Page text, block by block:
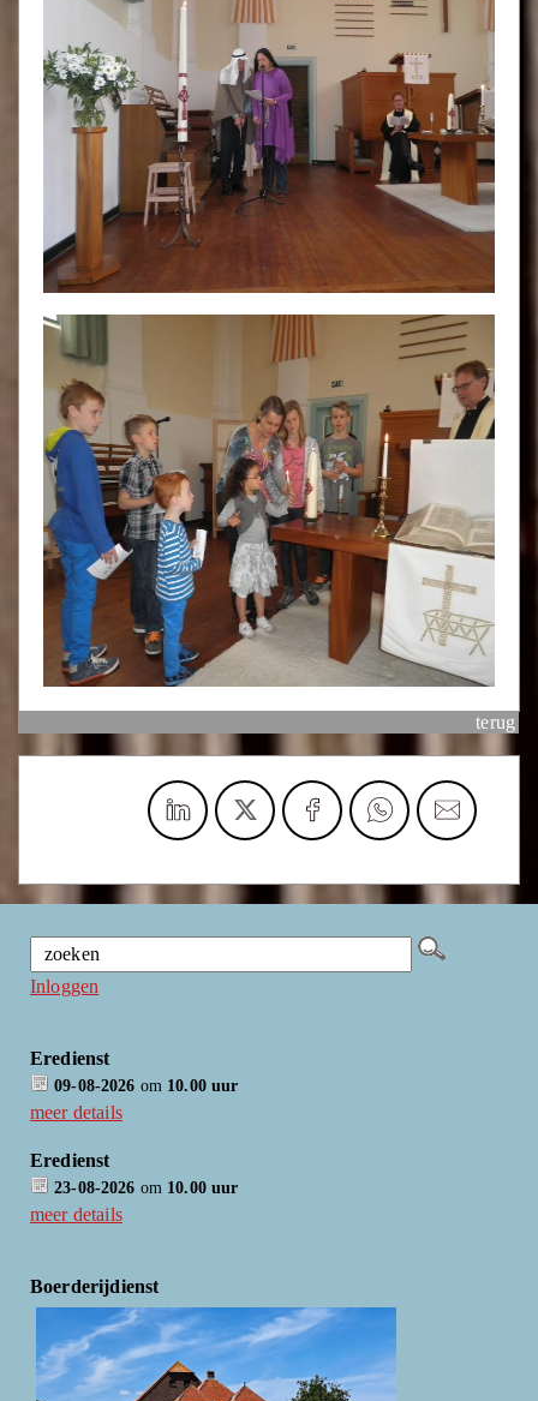
terug
Inloggen
Eredienst
09-08-2026 om 10.00 uur
meer details
Eredienst
23-08-2026 om 10.00 uur
meer details
Boerderijdienst